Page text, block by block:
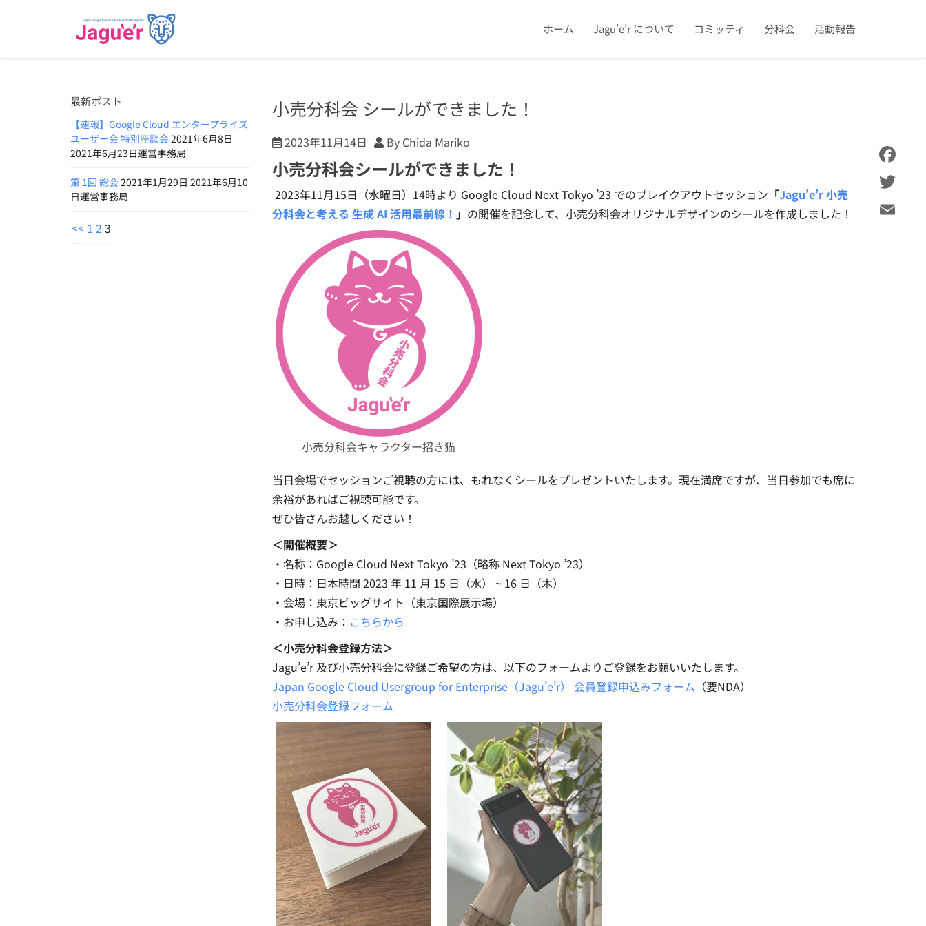
ホーム Jagu’e’r について コミッティ 分科会 活動報告
最新ポスト
【速報】Google Cloud エンタープライズ
ユーザー会 特別座談会2021年6月8日
2021年6月23日運営事務局
第 1回 総会2021年1月29日 2021年6月10
日運営事務局
<< 1 2 3
小売分科会 シールができました！
2023年11月14日 By Chida Mariko
小売分科会シールができました！
2023年11月15日（水曜日）14時より Google Cloud Next Tokyo ’23 でのブレイクアウトセッション 「Jagu’e’r 小売
分科会と考える 生成 AI 活用最前線！ 」 の開催を記念して、小売分科会オリジナルデザインのシールを作成しました！
小売分科会キャラクター招き猫
当日会場でセッションご視聴の方には、もれなくシールをプレゼントいたします。現在満席ですが、当日参加でも席に
余裕があればご視聴可能です。
ぜひ皆さんお越しください！
＜開催概要＞
・名称：Google Cloud Next Tokyo ’23（略称 Next Tokyo ’23）
・日時：日本時間 2023 年 11 月 15 日（水） ~ 16 日（木）
・会場：東京ビッグサイト（東京国際展示場）
・お申し込み： こちらから
＜小売分科会登録方法＞
Jagu’e’r 及び小売分科会に登録ご希望の方は、以下のフォームよりご登録をお願いいたします。
Japan Google Cloud Usergroup for Enterprise（Jagu’e’r） 会員登録申込みフォーム （要NDA）
小売分科会登録フォーム
Facebook
Twitter